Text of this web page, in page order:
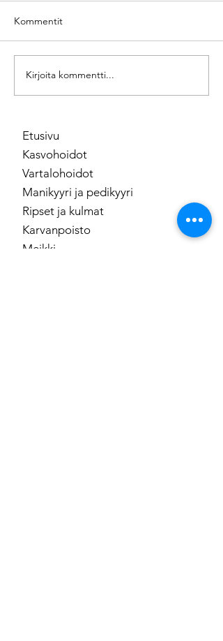
Pink anti-age mesoterapia
Kommentit
Kirjoita kommentti...
Etusivu
Kasvohoidot
Vartalohoidot
Manikyyri ja pedikyyri
Ripset ja kulmat
Karvanpoisto
Meikki